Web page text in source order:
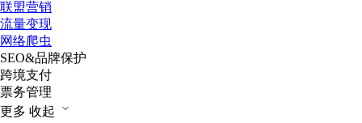
联盟营销
流量变现
网络爬虫
SEO&品牌保护
跨境支付
票务管理
更多 收起